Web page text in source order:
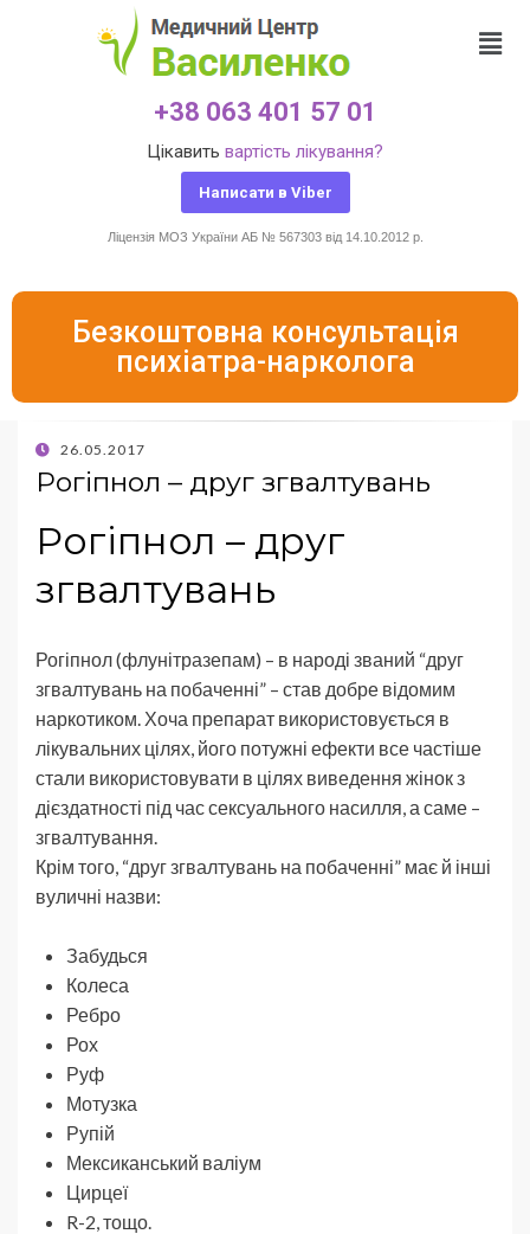
+38 063 401 57 01
Цікавить вартість лікування?
Написати в Viber
Ліцензія МОЗ України АБ № 567303 від 14.10.2012 р.
Безкоштовна консультація
психіатра-нарколога
26.05.2017
Рогіпнол – друг згвалтувань
Рогіпнол – друг
згвалтувань
Рогіпнол (флунітразепам) – в народі званий “друг
згвалтувань на побаченні” – став добре відомим
наркотиком. Хоча препарат використовується в
лікувальних цілях, його потужні ефекти все частіше
стали використовувати в цілях виведення жінок з
дієздатності під час сексуального насилля, а саме –
згвалтування.
Крім того, “друг згвалтувань на побаченні” має й інші
вуличні назви:
Забудься
Колеса
Ребро
Рох
Руф
Мотузка
Рупій
Мексиканський валіум
Цирцеї
R-2, тощо.